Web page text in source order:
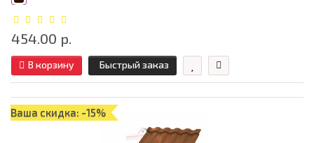
454.00 р.
В корзину Быстрый заказ
Ваша скидка: -15%